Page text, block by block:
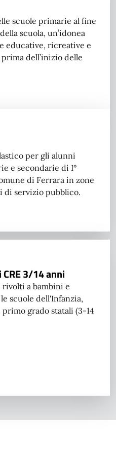
scuole primarie al fine
scuola, un’idonea
educative, ricreative e
dell’inizio delle
per gli alunni
e secondarie di I°
di Ferrara in zone
di servizio pubblico.
3/14 anni
rivolti a bambini e
scuole dell'Infanzia,
grado statali (3-14